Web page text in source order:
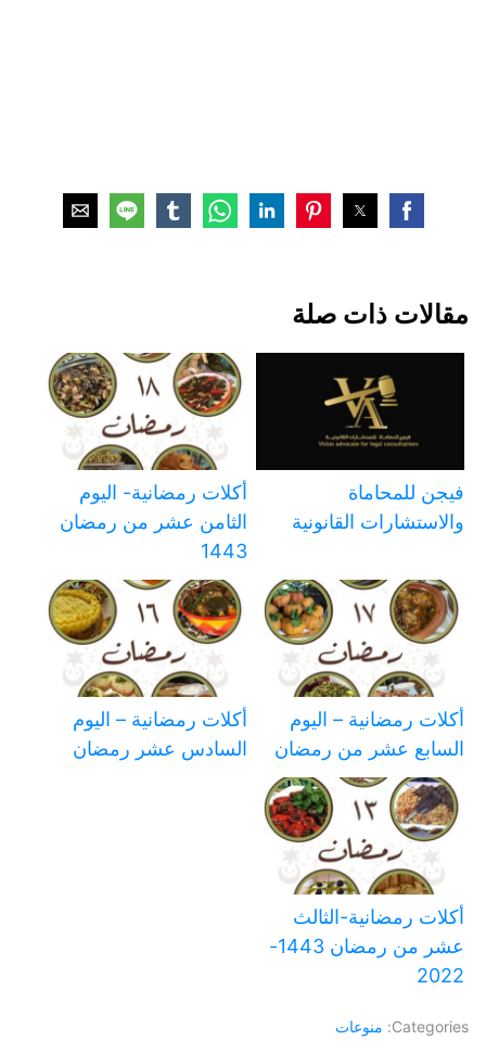
مقالات ذات صلة
فيجن للمحاماة
والاستشارات القانونية
أكلات رمضانية- اليوم
الثامن عشر من رمضان
1443
أكلات رمضانية – اليوم
السابع عشر من رمضان
أكلات رمضانية – اليوم
السادس عشر رمضان
أكلات رمضانية-الثالث
عشر من رمضان 1443-
2022
Categories: منوعات